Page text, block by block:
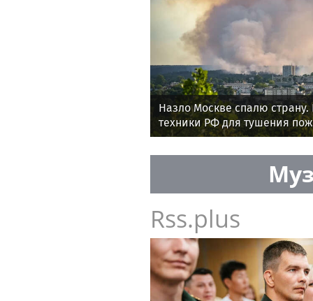
Назло Москве спалю страну.
техники РФ для тушения
Rss.plus